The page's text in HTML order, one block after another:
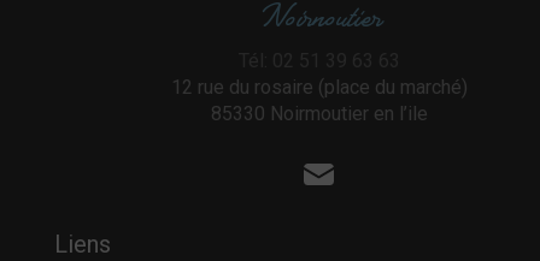
Noirnoutier
12 rue du rosaire (place du marché)
85330 Noirmoutier en l’ile
Liens